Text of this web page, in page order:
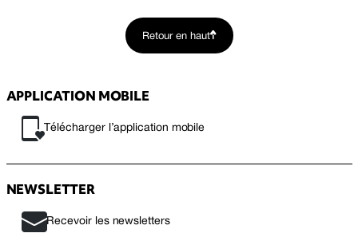
Retour en haut
APPLICATION MOBILE
Télécharger l’application mobile
NEWSLETTER
Recevoir les newsletters